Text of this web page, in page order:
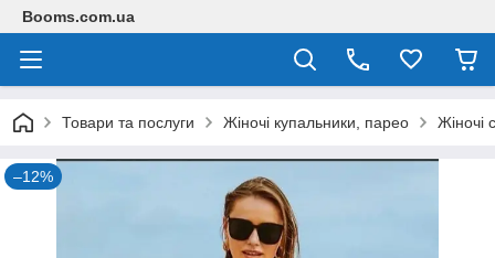
Booms.com.ua
Товари та послуги Жіночі купальники, парео Жіночі
–12%